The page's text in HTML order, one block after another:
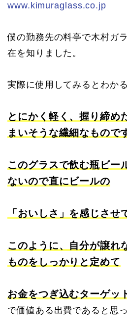
www.kimuraglass.co.jp
僕の勤務先の料亭で木村ガ
在を知りました。
実際に使用してみるとわか
とにかく軽く、握り締め
まいそうな繊細なもので
このグラスで飲む瓶ビー
ないので直にビールの
「おいしさ」を感じさせ
このように、自分が譲れ
ものをしっかりと定めて
お金をつぎ込むターゲッ
で価値ある出費であると思